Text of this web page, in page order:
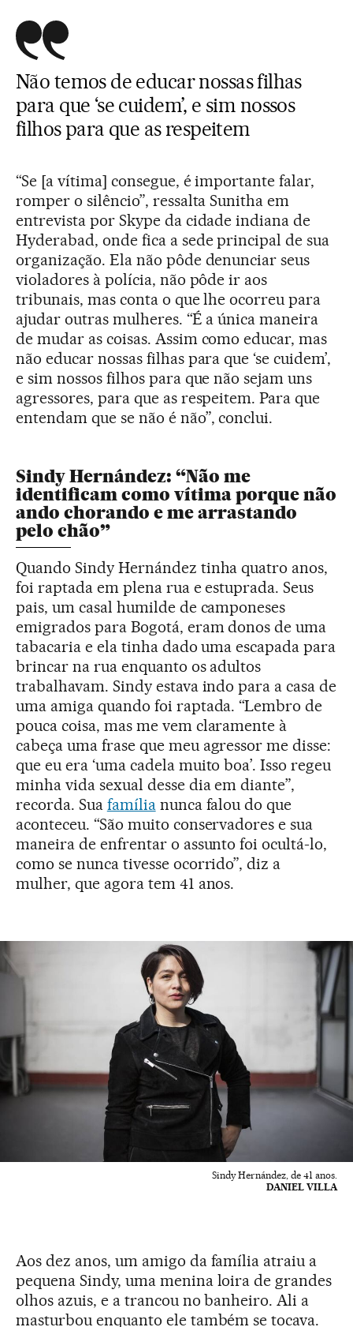
Não temos de educar nossas filhas
para que ‘se cuidem’, e sim nossos
filhos para que as respeitem
“Se [a vítima] consegue, é importante falar,
romper o silêncio”, ressalta Sunitha em
entrevista por Skype da cidade indiana de
Hyderabad, onde fica a sede principal de sua
organização. Ela não pôde denunciar seus
violadores à polícia, não pôde ir aos
tribunais, mas conta o que lhe ocorreu para
ajudar outras mulheres. “É a única maneira
de mudar as coisas. Assim como educar, mas
não educar nossas filhas para que ‘se cuidem’,
e sim nossos filhos para que não sejam uns
agressores, para que as respeitem. Para que
entendam que se não é não”, conclui.
Sindy Hernández: “Não me
identificam como vítima porque não
ando chorando e me arrastando
pelo chão”
Quando Sindy Hernández tinha quatro anos,
foi raptada em plena rua e estuprada. Seus
pais, um casal humilde de camponeses
emigrados para Bogotá, eram donos de uma
tabacaria e ela tinha dado uma escapada para
brincar na rua enquanto os adultos
trabalhavam. Sindy estava indo para a casa de
uma amiga quando foi raptada. “Lembro de
pouca coisa, mas me vem claramente à
cabeça uma frase que meu agressor me disse:
que eu era ‘uma cadela muito boa’. Isso regeu
minha vida sexual desse dia em diante”,
recorda. Sua famílianunca falou do que
aconteceu. “São muito conservadores e sua
maneira de enfrentar o assunto foi ocultá-lo,
como se nunca tivesse ocorrido”, diz a
mulher, que agora tem 41 anos.
Sindy Hernández, de 41 anos.
DANIEL VILLA
Aos dez anos, um amigo da família atraiu a
pequena Sindy, uma menina loira de grandes
olhos azuis, e a trancou no banheiro. Ali a
masturbou enquanto ele também se tocava.